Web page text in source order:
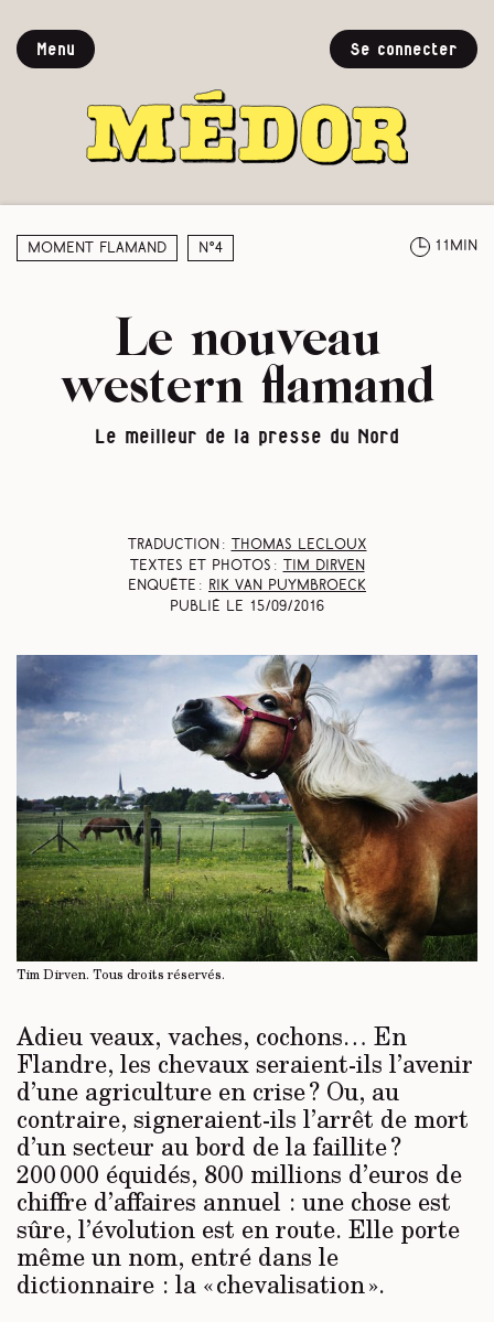
Menu Se connecter
Moment Flamand N°4 11min
Le nouveau
western flamand
Le meilleur de la presse du Nord
Traduction :
Thomas Lecloux
Textes et photos :
Tim Dirven
Enquête : Rik Van Puymbroeck
Publié le 15/09/2016
Tim Dirven. Tous droits réservés.
Adieu veaux, vaches, cochons… En
Flandre, les chevaux seraient-ils l’avenir
d’une agriculture en crise ? Ou, au
contraire, signeraient-ils l’arrêt de mort
d’un secteur au bord de la faillite ?
200 000 équidés, 800 millions d’euros de
chiffre d’affaires annuel : une chose est
sûre, l’évolution est en route. Elle porte
même un nom, entré dans le
dictionnaire : la « chevalisation ».